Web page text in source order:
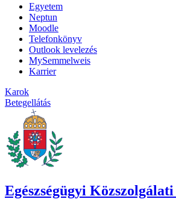
Egyetem
Neptun
Moodle
Telefonkönyv
Outlook levelezés
MySemmelweis
Karrier
Karok
Betegellátás
Egészségügyi